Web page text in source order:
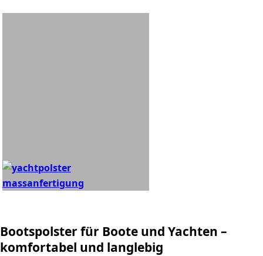
Bootspolster für Boote und Yachten –
komfortabel und langlebig